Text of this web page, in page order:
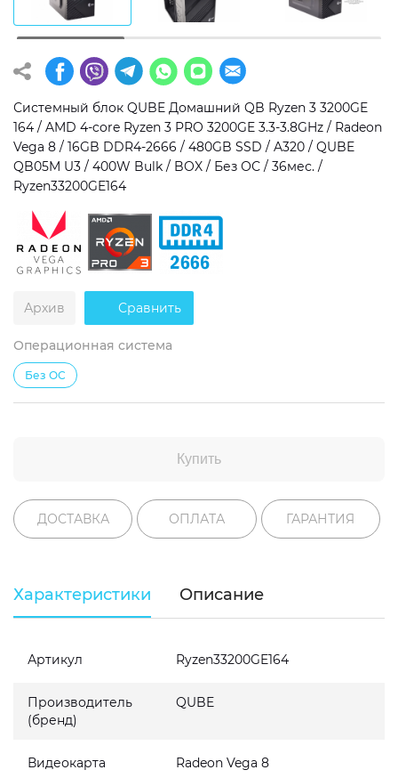
Операционная система
Windows 11 Home
Windows 11 Pro
Без ОС
Тип накопителя
SSD
HDD
SSD + HDD
Дополнительно
RGB-подсветка
Разблокированный множитель CPU
Сверхбыстрый M.2 SSD NVME
Системный блок QUBE Домашний QB Ryzen 3 3200GE
164 / AMD 4-core Ryzen 3 PRO 3200GE 3.3-3.8GHz / Radeon
Vega 8 / 16GB DDR4-2666 / 480GB SSD / A320 / QUBE
QB05M U3 / 400W Bulk / BOX / Без ОС / 36мес. /
Ryzen33200GE164
Архив Сравнить
Операционная система
Без ОС
Купить
ДОСТАВКА ОПЛАТА ГАРАНТИЯ
Характеристики Описание
Артикул Ryzen33200GE164
Производитель
(бренд)
QUBE
Видеокарта Radeon Vega 8